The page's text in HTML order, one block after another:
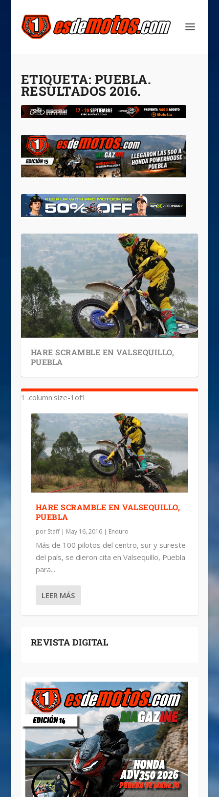
ETIQUETA: PUEBLA.
RESULTADOS 2016.
HARE SCRAMBLE EN VALSEQUILLO,
PUEBLA
HARE SCRAMBLE EN VALSEQUILLO,
PUEBLA
por Staff| May 16, 2016| Enduro
Más de 100 pilotos del centro, sur y sureste
del país, se dieron cita en Valsequillo, Puebla
para...
LEER MÁS
REVISTA DIGITAL